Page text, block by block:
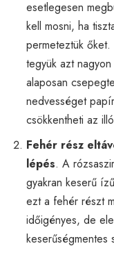
esetlegesen
kell mosni, ha
permeteztük őket.
tegyük azt
alaposan
nedvességet
csökkentheti az
Fehér rész
lépés. A
gyakran keserű
ezt a fehér részt
időigényes, de
keserűségmentes